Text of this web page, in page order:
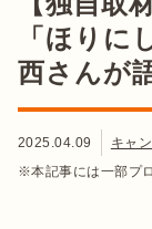
「ほりに
西さんが
2025.04.09
キャ
※本記事には一部プ